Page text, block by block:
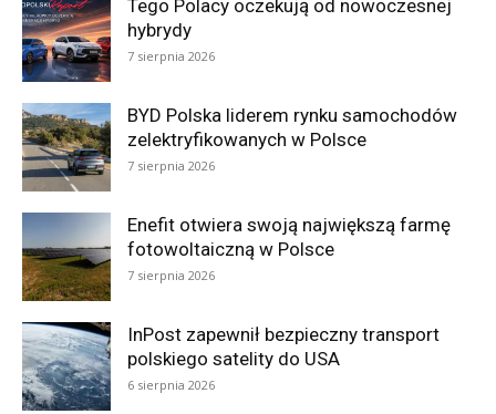
Tego Polacy oczekują od nowoczesnej
hybrydy
7 sierpnia 2026
BYD Polska liderem rynku samochodów
zelektryfikowanych w Polsce
7 sierpnia 2026
Enefit otwiera swoją największą farmę
fotowoltaiczną w Polsce
7 sierpnia 2026
InPost zapewnił bezpieczny transport
polskiego satelity do USA
6 sierpnia 2026